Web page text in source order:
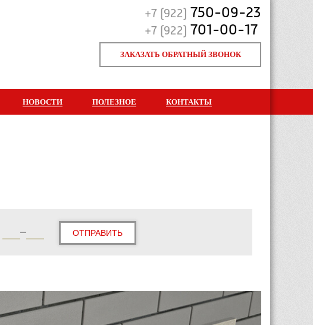
+7 (922) 750-09-23
+7 (922) 701-00-17
ЗАКАЗАТЬ ОБРАТНЫЙ ЗВОНОК
НОВОСТИ ПОЛЕЗНОЕ КОНТАКТЫ
–